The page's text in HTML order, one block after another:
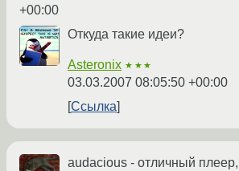
+00:00
Откуда такие идеи?
Asteronix ★★★
03.03.2007 08:05:50 +00:00
Ссылка
audacious - отличный